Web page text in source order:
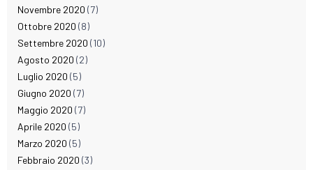
Novembre 2020 (7)
Ottobre 2020 (8)
Settembre 2020 (10)
Agosto 2020 (2)
Luglio 2020 (5)
Giugno 2020 (7)
Maggio 2020 (7)
Aprile 2020 (5)
Marzo 2020 (5)
Febbraio 2020 (3)